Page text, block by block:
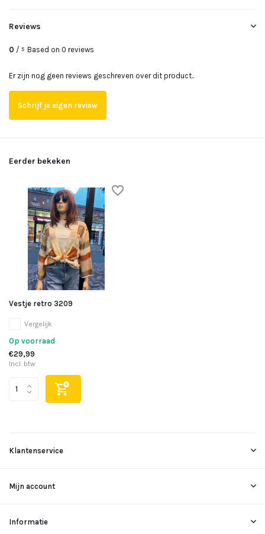
Reviews
0 / 5 Based on 0 reviews
Er zijn nog geen reviews geschreven over dit product..
Schrijf je eigen review
Eerder bekeken
Vestje retro 3209
Vergelijk
Op voorraad
€29,99
Incl. btw
Klantenservice
Mijn account
Informatie